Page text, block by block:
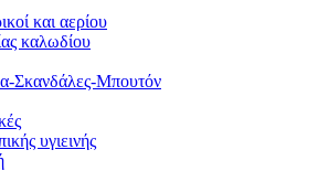
και αερίου
καλωδίου
Σκανδάλες-Μπουτόν
υγιεινής